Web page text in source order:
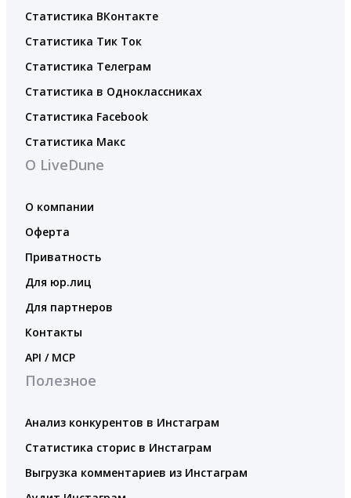
Статистика ВКонтакте
Статистика Тик Ток
Статистика Телеграм
Статистика в Одноклассниках
Статистика Facebook
Статистика Макс
О LiveDune
О компании
Оферта
Приватность
Для юр.лиц
Для партнеров
Контакты
API / MCP
Полезное
Анализ конкурентов в Инстаграм
Статистика сторис в Инстаграм
Выгрузка комментариев из Инстаграм